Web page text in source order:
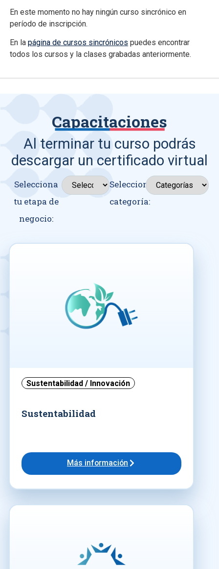
En este momento no hay ningún curso sincrónico en
período de inscripción.
En la página de cursos sincrónicos puedes encontrar
todos los cursos y la clases grabadas anteriormente.
Capacitaciones
Al terminar tu curso podrás
descargar un certificado virtual
Selecciona
tu etapa de
negocio:
Seleccionar
categoría:
Sustentabilidad / Innovación
Sustentabilidad
Más información